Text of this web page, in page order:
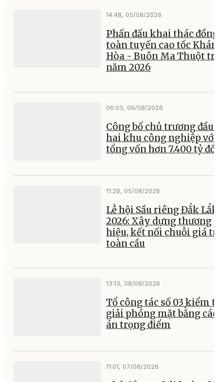
14:48, 05/08/2026
Phấn đấu khai thác
toàn tuyến cao tốc
Hòa - Buôn Ma Thuột
năm 2026
06:03, 06/08/2026
Công bố chủ trương đầu
hai khu công nghiệp với
tổng vốn hơn 7.400 tỷ
11:28, 05/08/2026
Lễ hội Sầu riêng Đắk Lắk
2026: Xây dựng thương
hiệu, kết nối chuỗi giá
toàn cầu
13:13, 08/08/2026
Tổ công tác số 03 kiểm
giải phóng mặt bằng
án trọng điểm
11:01, 07/08/2026